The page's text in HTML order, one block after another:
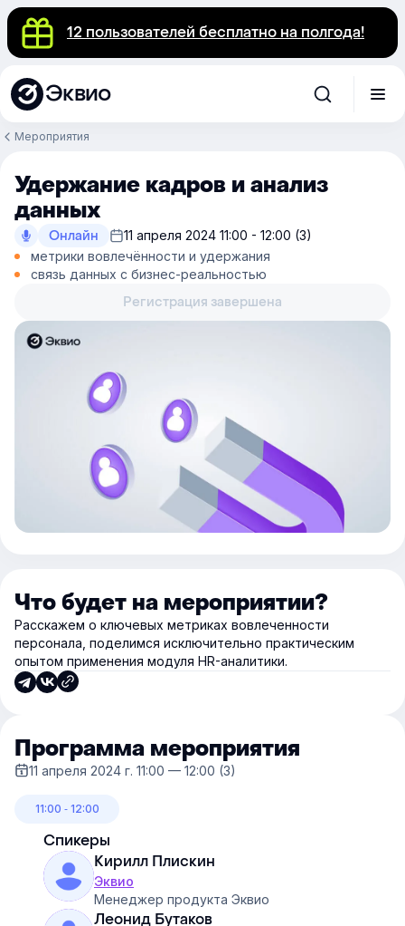
12 пользователей бесплатно на полгода!
Эквио
Мероприятия
Удержание кадров и анализ
данных
Онлайн
11 апреля 2024 11:00 - 12:00 (3)
метрики вовлечённости и удержания
связь данных с бизнес-реальностью
Регистрация завершена
Что будет на мероприятии?
Расскажем о ключевых метриках вовлеченности
персонала, поделимся исключительно практическим
опытом применения модуля HR-аналитики.
Программа мероприятия
11 апреля 2024 г. 11:00 — 12:00 (3)
11:00 ‐ 12:00
Спикеры
Кирилл Плискин
Эквио
Менеджер продукта Эквио
Леонид Бутаков